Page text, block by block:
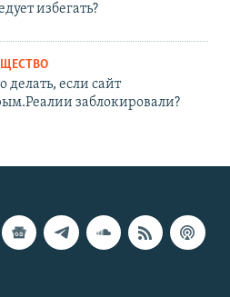
избегать?
делать, если сайт
заблокировали?